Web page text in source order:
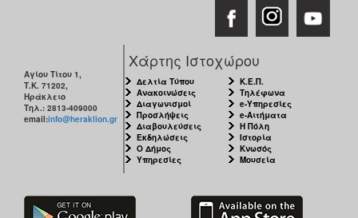
Αγίου Τίτου 1,
Τ.Κ. 71202,
Ηράκλειο
Τηλ.: 2813-409000
email:info@heraklion.gr
Χάρτης Ιστοχώρου
Δελτία Τύπου
Ανακοινώσεις
Διαγωνισμοί
Προσλήψεις
Διαβουλεύσεις
Εκδηλώσεις
Ο Δήμος
Υπηρεσίες
Κ.Ε.Π.
Τηλέφωνα
e-Υπηρεσίες
e-Αιτήματα
Η Πόλη
Ιστορία
Κνωσός
Μουσεία